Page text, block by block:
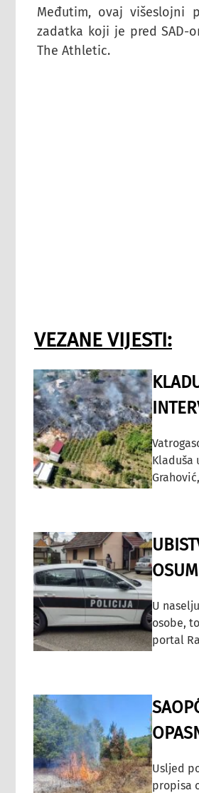
Međutim, ovaj višeslojni
zadatka koji je pred SAD-
The Athletic.
VEZANE VIJESTI:
Kladuša
U
osobe,
portal
Usljed
propisa